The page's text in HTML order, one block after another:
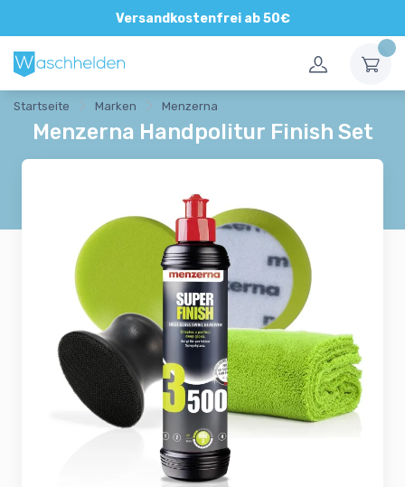
Versandkostenfrei ab 50€
Direkte und persönliche Beratung
Startseite Marken Menzerna
Menzerna Handpolitur Finish Set